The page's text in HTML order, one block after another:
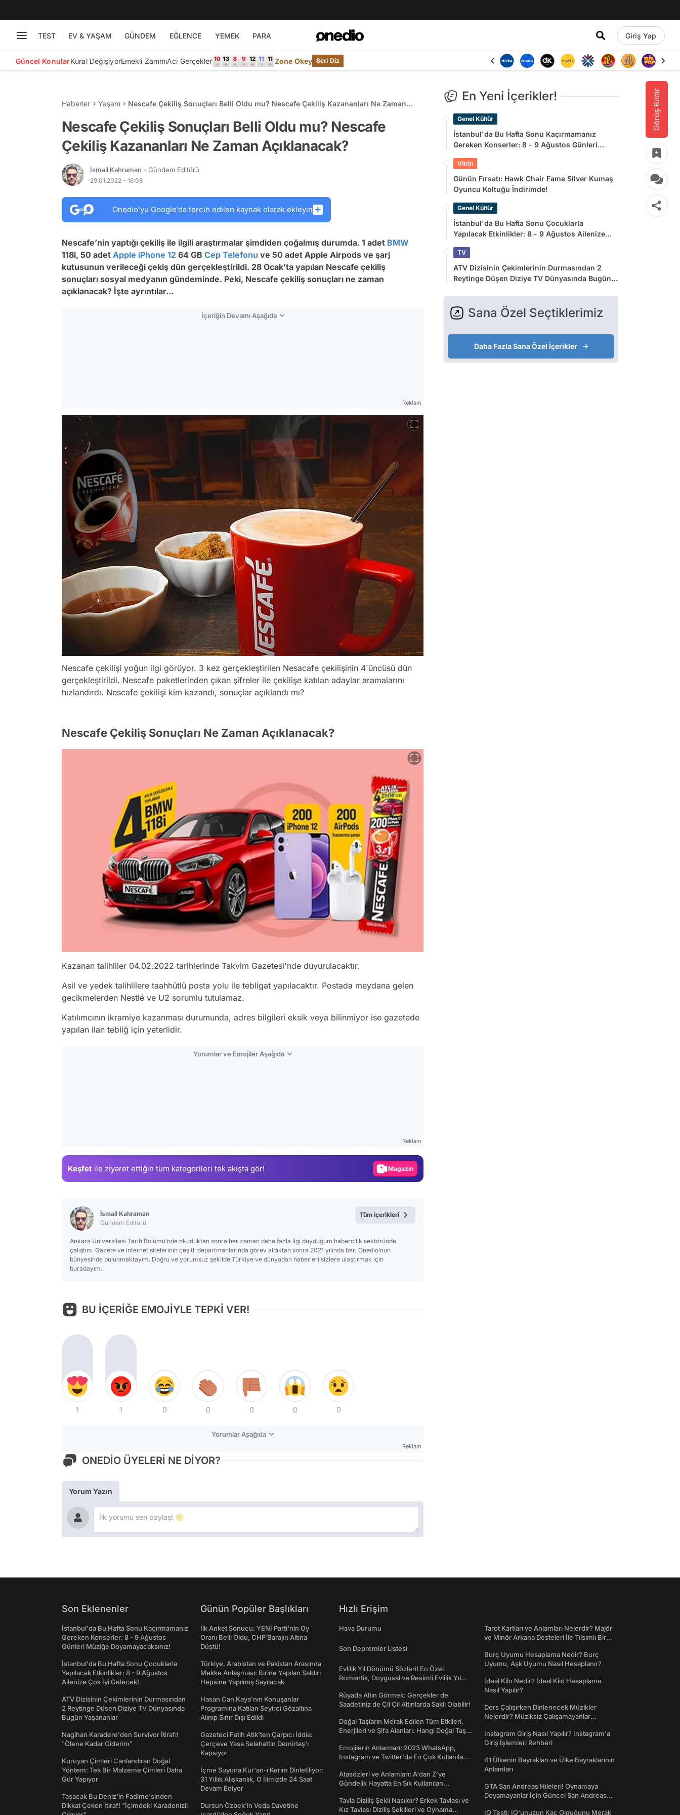
TEST EV & YAŞAM GÜNDEM EĞLENCE YEMEK PARA Giriş Yap
Güncel KonularKural DeğişiyorEmekli ZammıAcı Gerçekler Zone Okey Seri Diz
Görüş Bildir
Haberler Yaşam
Nescafe Çekiliş Sonuçları Belli Oldu mu? Nescafe Çekiliş Kazananları Ne Zaman
Nescafe Çekiliş Sonuçları Belli Oldu mu? Nescafe
Çekiliş Kazananları Ne Zaman Açıklanacak?
İsmail Kahraman - Gündem Editörü
29.01.2022 - 16:08
Onedio’yu Google’da tercih edilen kaynak olarak ekleyin
Nescafe’nin yaptığı çekiliş ile ilgili araştırmalar şimdiden çoğalmış durumda. 1 adet BMW
118i, 50 adet Apple iPhone 12 64 GB Cep Telefonu ve 50 adet Apple Airpods ve şarj
kutusunun verileceği çekiş dün gerçekleştirildi. 28 Ocak'ta yapılan Nescafe çekiliş
sonuçları sosyal medyanın gündeminde. Peki, Nescafe çekiliş sonuçları ne zaman
açıklanacak? İşte ayrıntılar…
İçeriğin Devamı Aşağıda
Reklam
Nescafe çekilişi yoğun ilgi görüyor. 3 kez gerçekleştirilen Nesacafe çekilişinin 4'üncüsü dün
gerçekleştirildi. Nescafe paketlerinden çıkan şifreler ile çekilişe katılan adaylar aramalarını
hızlandırdı. Nescafe çekilişi kim kazandı, sonuçlar açıklandı mı?
Nescafe Çekiliş Sonuçları Ne Zaman Açıklanacak?
Kazanan talihliler 04.02.2022 tarihlerinde Takvim Gazetesi'nde duyurulacaktır.
Asil ve yedek talihlilere taahhütlü posta yolu ile tebligat yapılacaktır. Postada meydana gelen
gecikmelerden Nestlé ve U2 sorumlu tutulamaz.
Katılımcının ikramiye kazanması durumunda, adres bilgileri eksik veya bilinmiyor ise gazetede
yapılan ilan tebliğ için yeterlidir.
Yorumlar ve Emojiler Aşağıda
Reklam
Keşfet ile ziyaret ettiğin tüm kategorileri tek akışta gör! Magazin
İsmail Kahraman
Gündem Editörü
Ankara Üniversitesi Tarih Bölümü’nde okuduktan sonra her zaman daha fazla ilgi duyduğum habercilik sektöründe
çalıştım. Gazete ve internet sitelerinin çeşitli departmanlarında görev aldıktan sonra 2021 yılında beri Onedio’nun
bünyesinde bulunmaktayım. Doğru ve yorumsuz şekilde Türkiye ve dünyadan haberleri sizlere ulaştırmak için
buradayım.
Tüm içerikleri
BU İÇERİĞE EMOJİYLE TEPKİ VER!
1 1 0 0 0 0 0
Yorumlar Aşağıda
Reklam
ONEDİO ÜYELERİ NE DİYOR?
Yorum Yazın
En Yeni İçerikler!
Genel Kültür
İstanbul'da Bu Hafta Sonu Kaçırmamanız
Gereken Konserler: 8 - 9 Ağustos Günleri
Vitrin
Günün Fırsatı: Hawk Chair Fame Silver Kumaş
Oyuncu Koltuğu İndirimde!
Genel Kültür
İstanbul'da Bu Hafta Sonu Çocuklarla
Yapılacak Etkinlikler: 8 - 9 Ağustos Ailenize
TV
ATV Dizisinin Çekimlerinin Durmasından 2
Reytinge Düşen Diziye TV Dünyasında Bugün
Sana Özel Seçtiklerimiz
Daha Fazla Sana Özel İçerikler
Son Eklenenler
İstanbul'da Bu Hafta Sonu Kaçırmamanız
Gereken Konserler: 8 - 9 Ağustos
Günleri Müziğe Doyamayacaksınız!
İstanbul'da Bu Hafta Sonu Çocuklarla
Yapılacak Etkinlikler: 8 - 9 Ağustos
Ailenize Çok İyi Gelecek!
ATV Dizisinin Çekimlerinin Durmasından
2 Reytinge Düşen Diziye TV Dünyasında
Bugün Yaşananlar
Nagihan Karadere'den Survivor İtirafı!
"Ölene Kadar Giderim"
Kuruyan Çimleri Canlandıran Doğal
Yöntem: Tek Bir Malzeme Çimleri Daha
Gür Yapıyor
Taşacak Bu Deniz'in Fadime'sinden
Dikkat Çeken İtiraf! "İçimdeki Karadenizli
Günün Popüler Başlıkları
İlk Anket Sonucu: YENİ Parti'nin Oy
Oranı Belli Oldu, CHP Barajın Altına
Düştü!
Türkiye, Arabistan ve Pakistan Arasında
Mekke Anlaşması: Birine Yapılan Saldırı
Hepsine Yapılmış Sayılacak
Hasan Can Kaya’nın Konuşanlar
Programına Katılan Seyirci Gözaltına
Alınıp Sınır Dışı Edildi
Gazeteci Fatih Atik'ten Çarpıcı İddia:
Çerçeve Yasa Selahattin Demirtaş'ı
Kapsıyor
İçme Suyuna Kur'an-ı Kerim Dinletiliyor:
31 Yıllık Alışkanlık, O İlimizde 24 Saat
Devam Ediyor
Dursun Özbek'in Veda Davetine
Hızlı Erişim
Hava Durumu
Son Depremler Listesi
Evlilik Yıl Dönümü Sözleri! En Özel
Romantik, Duygusal ve Resimli Evlilik Yıl
Rüyada Altın Görmek: Gerçekler de
Saadetiniz de Çil Çil Altınlarda Saklı Olabilir!
Doğal Taşların Merak Edilen Tüm Etkileri,
Enerjileri ve Şifa Alanları: Hangi Doğal Taş
Emojilerin Anlamları: 2023 WhatsApp,
Instagram ve Twitter'da En Çok Kullanılan
Atasözleri ve Anlamları: A'dan Z'ye
Gündelik Hayatta En Sık Kullanılan
Tavla Diziliş Şekli Nasıldır? Erkek Tavlası ve
Kız Tavlası Diziliş Şekilleri ve Oynama
Tarot Kartları ve Anlamları Nelerdir? Majör
ve Minör Arkana Desteleri İle Tılsımlı Bir
Burç Uyumu Hesaplama Nedir? Burç
Uyumu, Aşk Uyumu Nasıl Hesaplanır?
İdeal Kilo Nedir? İdeal Kilo Hesaplama
Nasıl Yapılır?
Ders Çalışırken Dinlenecek Müzikler
Nelerdir? Müziksiz Çalışamayanlar
Instagram Giriş Nasıl Yapılır? Instagram'a
Giriş İşlemleri Rehberi
41 Ülkenin Bayrakları ve Ülke Bayraklarının
Anlamları
GTA San Andreas Hileleri! Oynamaya
Doyamayanlar İçin Güncel San Andreas
IQ Testi: IQ'unuzun Kaç Olduğunu Merak